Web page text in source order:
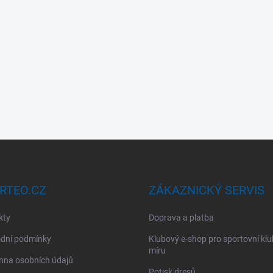
podmínky
osobních údajů
ZÁKAZNICKÝ SERVIS
Doprava a platba
Klubový e-shop pro sportovní
míru